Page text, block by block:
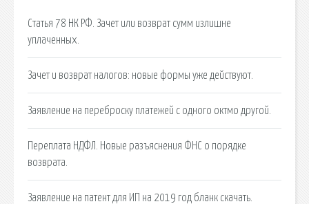
Статья 78 НК РФ. Зачет или возврат сумм излишне
уплаченных.
Зачет и возврат налогов: новые формы уже действуют.
Заявление на переброску платежей с одного октмо другой.
Переплата НДФЛ. Новые разъяснения ФНС о порядке
возврата.
Заявление на патент для ИП на 2019 год бланк скачать.